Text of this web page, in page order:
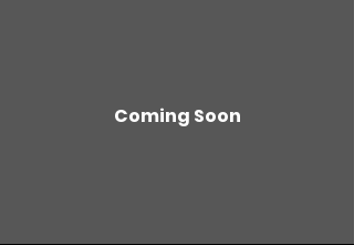
Coming Soon